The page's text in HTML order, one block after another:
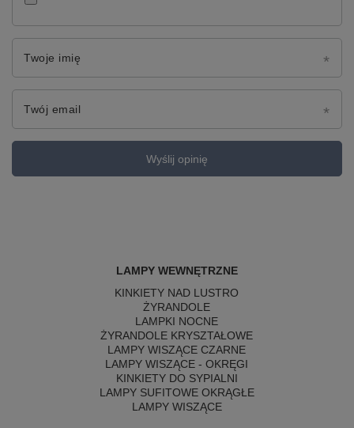
Twoje imię
Twój email
Wyślij opinię
LAMPY WEWNĘTRZNE
KINKIETY NAD LUSTRO
ŻYRANDOLE
LAMPKI NOCNE
ŻYRANDOLE KRYSZTAŁOWE
LAMPY WISZĄCE CZARNE
LAMPY WISZĄCE - OKRĘGI
KINKIETY DO SYPIALNI
LAMPY SUFITOWE OKRĄGŁE
LAMPY WISZĄCE